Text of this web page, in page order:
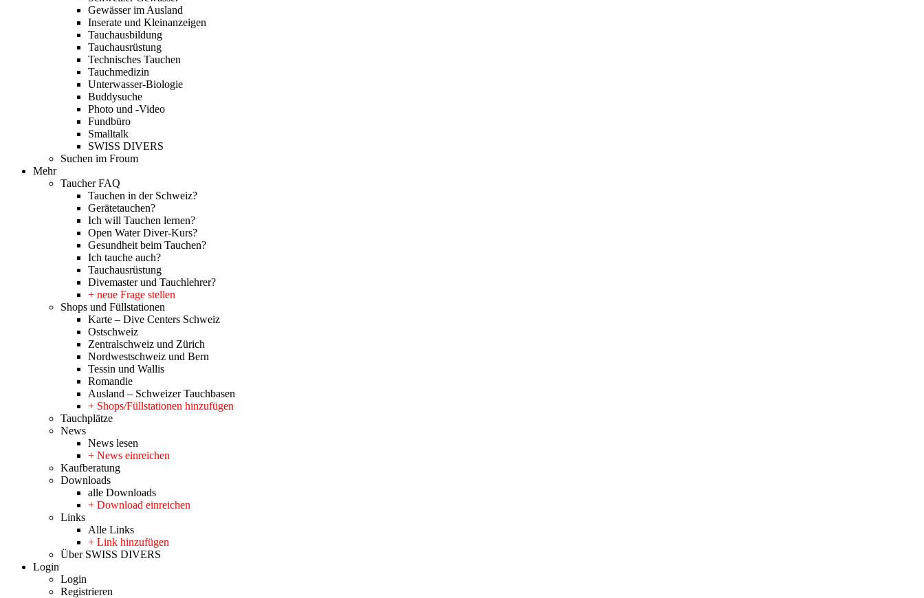
Gewässer im Ausland
Inserate und Kleinanzeigen
Tauchausbildung
Tauchausrüstung
Technisches Tauchen
Tauchmedizin
Unterwasser-Biologie
Buddysuche
Photo und -Video
Fundbüro
Smalltalk
SWISS DIVERS
Suchen im Froum
Mehr
Taucher FAQ
Tauchen in der Schweiz?
Gerätetauchen?
Ich will Tauchen lernen?
Open Water Diver-Kurs?
Gesundheit beim Tauchen?
Ich tauche auch?
Tauchausrüstung
Divemaster und Tauchlehrer?
+ neue Frage stellen
Shops und Füllstationen
Karte – Dive Centers Schweiz
Ostschweiz
Zentralschweiz und Zürich
Nordwestschweiz und Bern
Tessin und Wallis
Romandie
Ausland – Schweizer Tauchbasen
+ Shops/Füllstationen hinzufügen
Tauchplätze
News
News lesen
+ News einreichen
Kaufberatung
Downloads
alle Downloads
+ Download einreichen
Links
Alle Links
+ Link hinzufügen
Über SWISS DIVERS
Login
Login
Registrieren